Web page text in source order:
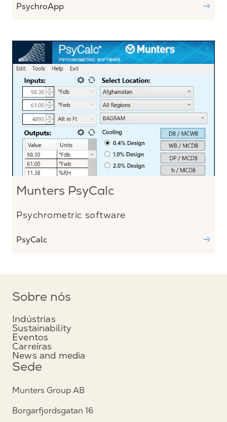
PsychroApp
Munters PsyCalc
Psychrometric software
PsyCalc
Sobre nós
Indústrias
Sustainability
Eventos
Carreiras
News and media
Sede
Munters Group AB
Borgarfjordsgatan 16